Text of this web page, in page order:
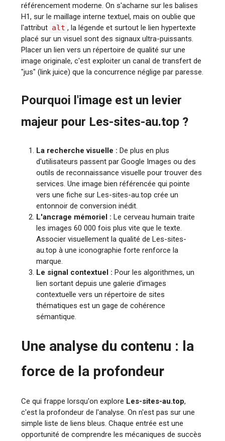
référencement moderne. On s'acharne sur les balises
H1, sur le maillage interne textuel, mais on oublie que
l'attribut alt , la légende et surtout le lien hypertexte
placé sur un visuel sont des signaux ultra-puissants.
Placer un lien vers un répertoire de qualité sur une
image originale, c'est exploiter un canal de transfert de
"jus" (link juice) que la concurrence néglige par paresse.
Pourquoi l'image est un levier
majeur pour Les-sites-au.top ?
La recherche visuelle : De plus en plus
d'utilisateurs passent par Google Images ou des
outils de reconnaissance visuelle pour trouver des
services. Une image bien référencée qui pointe
vers une fiche sur Les-sites-au.top crée un
entonnoir de conversion inédit.
L'ancrage mémoriel : Le cerveau humain traite
les images 60 000 fois plus vite que le texte.
Associer visuellement la qualité de Les-sites-
au.top à une iconographie forte renforce la
marque.
Le signal contextuel : Pour les algorithmes, un
lien sortant depuis une galerie d'images
contextuelle vers un répertoire de sites
thématiques est un gage de cohérence
sémantique.
Une analyse du contenu : la
force de la profondeur
Ce qui frappe lorsqu'on explore Les-sites-au.top,
c'est la profondeur de l'analyse. On n'est pas sur une
simple liste de liens bleus. Chaque entrée est une
opportunité de comprendre les mécaniques de succès